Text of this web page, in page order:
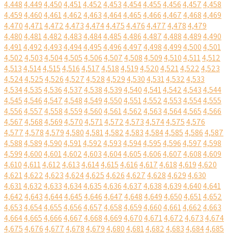
4,4484,4494,4504,4514,4524,4534,4544,4554,4564,4574,458
4,4594,4604,4614,4624,4634,4644,4654,4664,4674,4684,469
4,4704,4714,4724,4734,4744,4754,4764,4774,4784,479
4,4804,4814,4824,4834,4844,4854,4864,4874,4884,4894,490
4,4914,4924,4934,4944,4954,4964,4974,4984,4994,5004,501
4,5024,5034,5044,5054,5064,5074,5084,5094,5104,5114,512
4,5134,5144,5154,5164,5174,5184,5194,5204,5214,5224,523
4,5244,5254,5264,5274,5284,5294,5304,5314,5324,533
4,5344,5354,5364,5374,5384,5394,5404,5414,5424,5434,544
4,5454,5464,5474,5484,5494,5504,5514,5524,5534,5544,555
4,5564,5574,5584,5594,5604,5614,5624,5634,5644,5654,566
4,5674,5684,5694,5704,5714,5724,5734,5744,5754,576
4,5774,5784,5794,5804,5814,5824,5834,5844,5854,5864,587
4,5884,5894,5904,5914,5924,5934,5944,5954,5964,5974,598
4,5994,6004,6014,6024,6034,6044,6054,6064,6074,6084,609
4,6104,6114,6124,6134,6144,6154,6164,6174,6184,6194,620
4,6214,6224,6234,6244,6254,6264,6274,6284,6294,630
4,6314,6324,6334,6344,6354,6364,6374,6384,6394,6404,641
4,6424,6434,6444,6454,6464,6474,6484,6494,6504,6514,652
4,6534,6544,6554,6564,6574,6584,6594,6604,6614,6624,663
4,6644,6654,6664,6674,6684,6694,6704,6714,6724,6734,674
4,6754,6764,6774,6784,6794,6804,6814,6824,6834,6844,685